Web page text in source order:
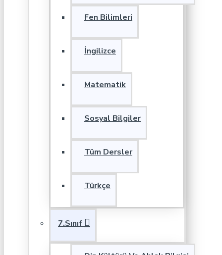
Fen Bilimleri
İngilizce
Matematik
Sosyal Bilgiler
Tüm Dersler
Türkçe
7.Sınıf